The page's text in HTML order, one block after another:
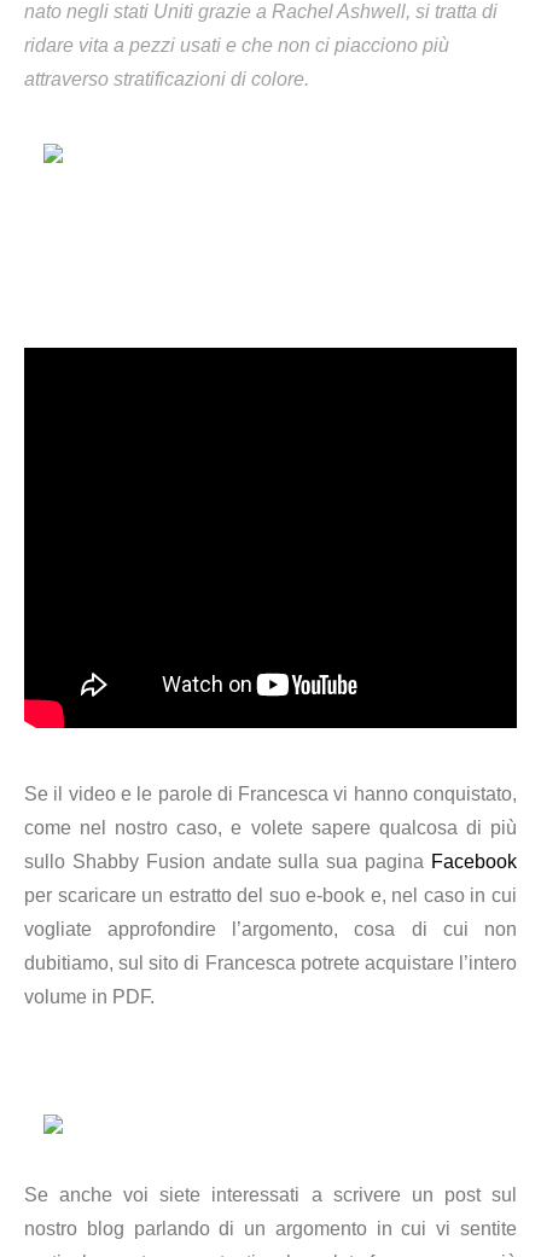
nato negli stati Uniti grazie a Rachel Ashwell, si tratta di
ridare vita a pezzi usati e che non ci piacciono più
attraverso stratificazioni di colore.
Se il video e le parole di Francesca vi hanno conquistato,
come nel nostro caso, e volete sapere qualcosa di più
sullo Shabby Fusion andate sulla sua pagina Facebook
per scaricare un estratto del suo e-book e, nel caso in cui
vogliate approfondire l’argomento, cosa di cui non
dubitiamo, sul sito di Francesca potrete acquistare l’intero
volume in PDF.
Se anche voi siete interessati a scrivere un post sul
nostro blog parlando di un argomento in cui vi sentite